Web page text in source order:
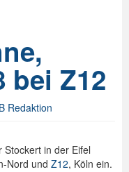
bei Z12
Redaktion
in der Eifel
Nord und Z12, Köln ein.